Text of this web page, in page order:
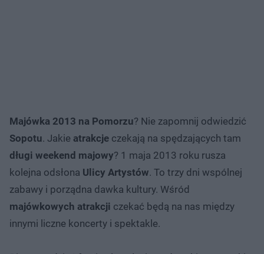
Majówka 2013 na Pomorzu? Nie zapomnij odwiedzić
Sopotu. Jakie atrakcje czekają na spędzających tam
długi weekend majowy? 1 maja 2013 roku rusza
kolejna odsłona Ulicy Artystów. To trzy dni wspólnej
zabawy i porządna dawka kultury. Wśród
majówkowych atrakcji czekać będą na nas między
innymi liczne koncerty i spektakle.